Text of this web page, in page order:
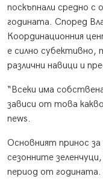
поскъпнали средно с
годината. Според
Координационния
е силно
различни навици и
“Всеки има
зависи от това
news.
Основният принос
сезонните
период от годината.